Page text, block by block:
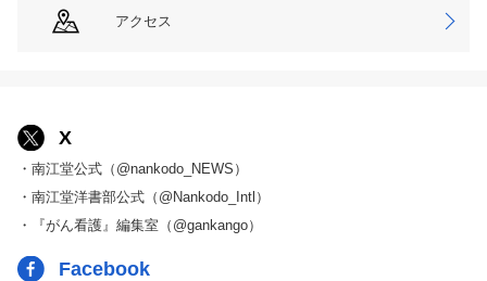
アクセス
X
・南江堂公式（@nankodo_NEWS）
・南江堂洋書部公式（@Nankodo_Intl）
・『がん看護』編集室（@gankango）
Facebook